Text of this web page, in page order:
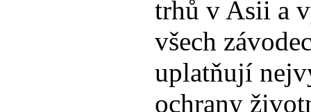
trhů v Asii a
všech
uplatňují
ochrany